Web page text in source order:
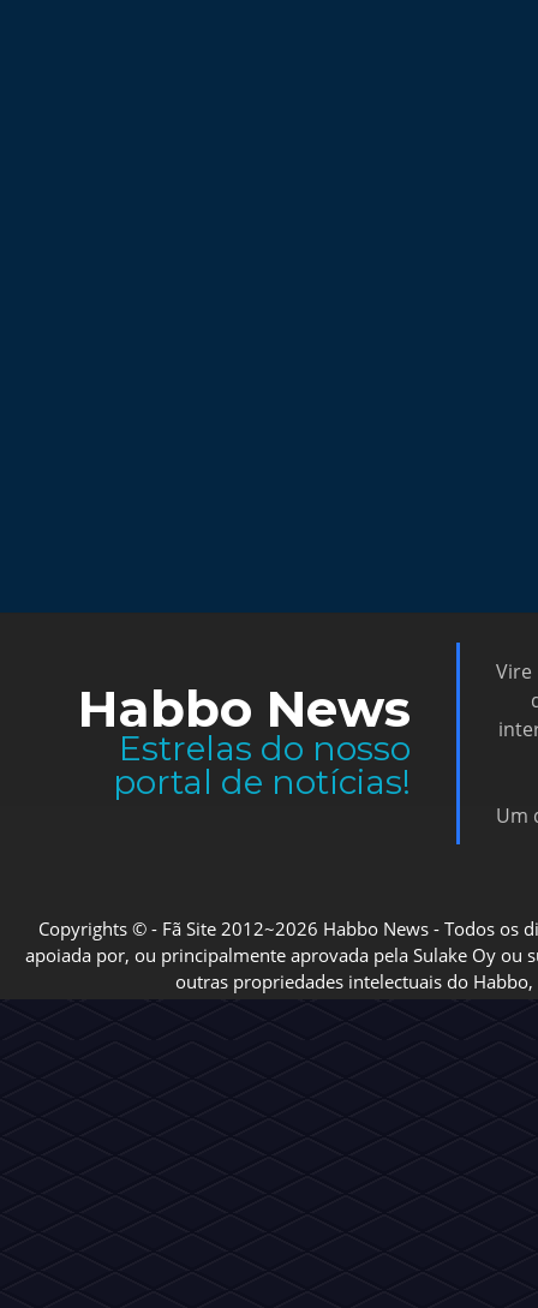
Habbo News
Estrelas do nosso
portal de notícias!
Vire
Um
Copyrights © - Fã Site 2012~2026 Habbo News - Todos os
apoiada por, ou principalmente aprovada pela Sulake Oy ou
outras propriedades intelectuais do